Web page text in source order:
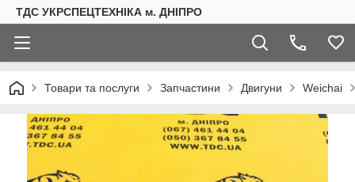
ТДС УКРСПЕЦТЕХНІКА м. ДНІПРО
Товари та послуги Запчастини Двигуни Weichai